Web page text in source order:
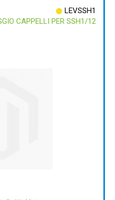
LEVSSH1
CAPPELLI PER SSH1/12